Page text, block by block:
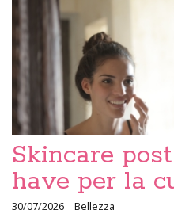
Skincare
have per la
30/07/2026
Bellezza